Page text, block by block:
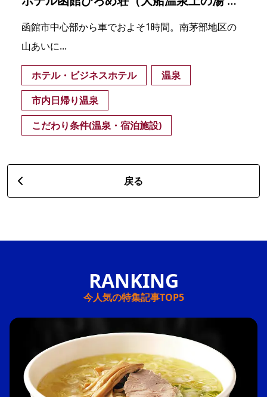
函館市中心部から車でおよそ1時間。南茅部地区の
山あいに...
ホテル・ビジネスホテル
温泉
市内日帰り温泉
こだわり条件(温泉・宿泊施設)
戻る
今人気の特集記事TOP5